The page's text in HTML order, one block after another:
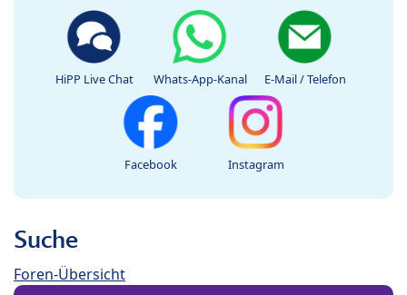
HiPP Live Chat Whats-App-Kanal E-Mail / Telefon
Facebook Instagram
Suche
Foren-Übersicht